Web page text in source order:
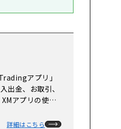
アプリ」
出金、お取引、
アプリの使い
詳細はこちら